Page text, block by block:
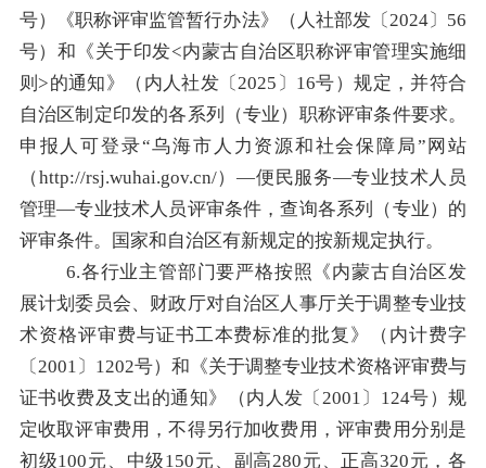
号）《职称评审监管暂行办法》（人社部发〔2024〕 56
号）和《关于印发<内蒙古自治区职称评审管理实施细
则>的通知》（内人社发〔2025 〕 16号）规定，并符合
自治区制定印发的各系列（专业）职称评审条件要求。
申报人可登录“乌海市人力资源和社会保障局” 网站
（http://rsj.wuhai.gov.cn/）—便民服务—专业技术人员
管理—专业技术人员评审条件，查询各系列（专业）的
评审条件。国家和自治区有新规定的按新规定执行。
6.各行业主管部门要严格按照《内蒙古自治区发
展计划委员会、财政厅对自治区人事厅关于调整专业技
术资格评审费与证书工本费标准的批复》（内计费字
〔2001 〕 1202号）和《关于调整专业技术资格评审费与
证书收费及支出的通知》（内人发〔 2001 〕 124号）规
定收取评审费用，不得另行加收费用，评审费用分别是
初级100元、中级150元、副高280元、正高320元，各